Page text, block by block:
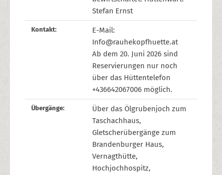
Stefan Ernst
Kontakt:
E-Mail:
Info@rauhekopfhuette.at
Ab dem 20. Juni 2026 sind
Reservierungen nur noch
über das Hüttentelefon
+436642067006 möglich.
Übergänge:
Über das Ölgrubenjoch zum
Taschachhaus,
Gletscherübergänge zum
Brandenburger Haus,
Vernagthütte,
Hochjochhospitz,